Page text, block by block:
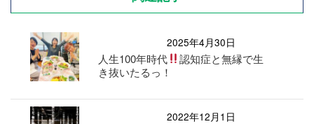
2025年4月30日
人生100年時代
認知症と無縁で生
き抜いたるっ！
2022年12月1日